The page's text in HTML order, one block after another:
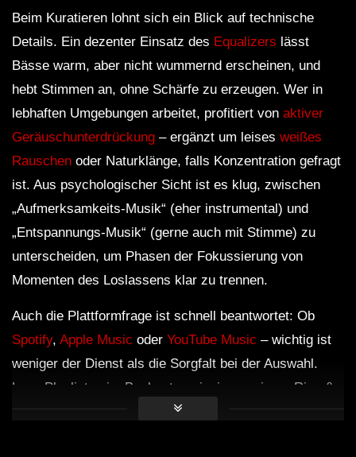
Beim Kuratieren lohnt sich ein Blick auf technische
Details. Ein dezenter Einsatz des Equalizers lässt
Bässe warm, aber nicht wummernd erscheinen, und
hebt Stimmen an, ohne Schärfe zu erzeugen. Wer in
lebhaften Umgebungen arbeitet, profitiert von aktiver
Geräuschunterdrückung – ergänzt um leises weißes
Rauschen oder Naturklänge, falls Konzentration gefragt
ist. Aus psychologischer Sicht ist es klug, zwischen
„Aufmerksamkeits-Musik“ (eher instrumental) und
„Entspannungs-Musik“ (gerne auch mit Stimme) zu
unterscheiden, um Phasen der Fokussierung von
Momenten des Loslassens klar zu trennen.
Auch die Plattformfrage ist schnell beantwortet: Ob
Spotify, Apple Music oder YouTube Music – wichtig ist
weniger der Dienst als die Sorgfalt bei der Auswahl.
Lege Playlisten im Baukastenprinzip an: einen „Rise &
Shine“-Block (30–45 Minuten), einen „Deep Focus“-